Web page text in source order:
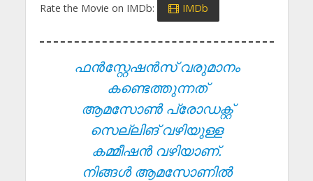
Rate the Movie on IMDb: IMDb
ഫൻസ്റ്റേഷൻസ് വരുമാനം
കണ്ടെത്തുന്നത്
ആമസോൺ പ്രോഡക്റ്റ്
സെല്ലിങ് വഴിയുള്ള
കമ്മീഷൻ വഴിയാണ്.
നിങ്ങൾ ആമസോണിൽ